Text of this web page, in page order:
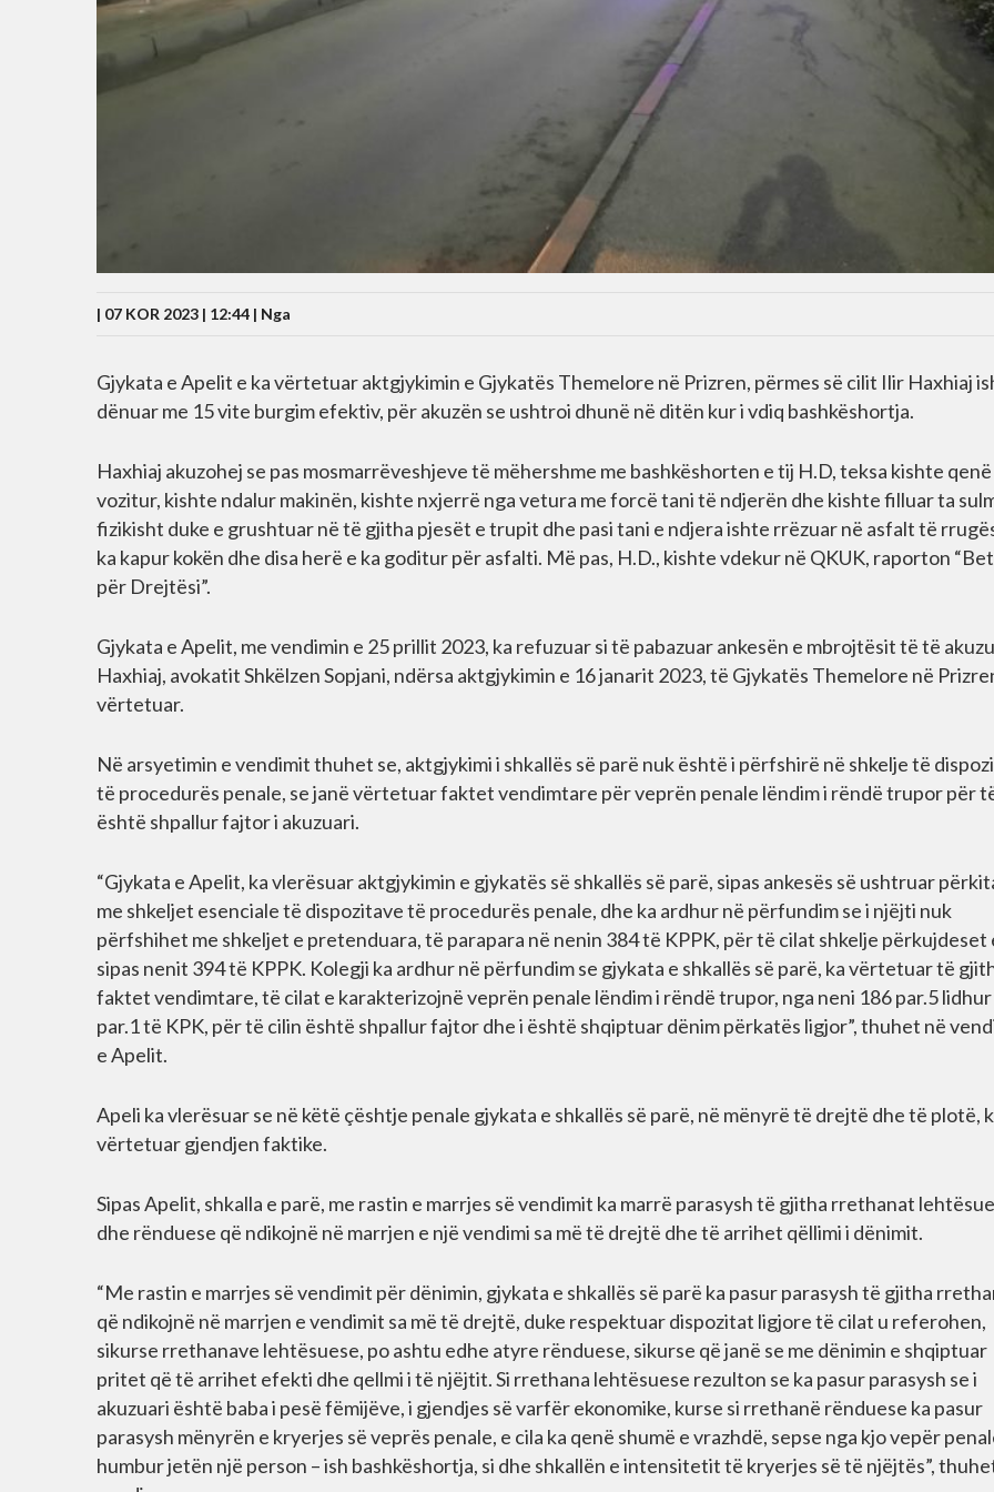
| 07 KOR 2023 | 12:44 | Nga
Gjykata e Apelit e ka vërtetuar aktgjykimin e Gjykatës Themelore në Prizren, përmes së cilit Ilir Haxhiaj
dënuar me 15 vite burgim efektiv, për akuzën se ushtroi dhunë në ditën kur i vdiq bashkëshortja.
Haxhiaj akuzohej se pas mosmarrëveshjeve të mëhershme me bashkëshorten e tij H.D, teksa kishte
vozitur, kishte ndalur makinën, kishte nxjerrë nga vetura me forcë tani të ndjerën dhe kishte filluar ta
fizikisht duke e grushtuar në të gjitha pjesët e trupit dhe pasi tani e ndjera ishte rrëzuar në asfalt të
ka kapur kokën dhe disa herë e ka goditur për asfalti. Më pas, H.D., kishte vdekur në QKUK, raporton
për Drejtësi”.
Gjykata e Apelit, me vendimin e 25 prillit 2023, ka refuzuar si të pabazuar ankesën e mbrojtësit të të
Haxhiaj, avokatit Shkëlzen Sopjani, ndërsa aktgjykimin e 16 janarit 2023, të Gjykatës Themelore në
vërtetuar.
Në arsyetimin e vendimit thuhet se, aktgjykimi i shkallës së parë nuk është i përfshirë në shkelje të
të procedurës penale, se janë vërtetuar faktet vendimtare për veprën penale lëndim i rëndë trupor për
është shpallur fajtor i akuzuari.
“Gjykata e Apelit, ka vlerësuar aktgjykimin e gjykatës së shkallës së parë, sipas ankesës së ushtruar
me shkeljet esenciale të dispozitave të procedurës penale, dhe ka ardhur në përfundim se i njëjti nuk
përfshihet me shkeljet e pretenduara, të parapara në nenin 384 të KPPK, për të cilat shkelje përkujdeset
sipas nenit 394 të KPPK. Kolegji ka ardhur në përfundim se gjykata e shkallës së parë, ka vërtetuar të
faktet vendimtare, të cilat e karakterizojnë veprën penale lëndim i rëndë trupor, nga neni 186 par.5
par.1 të KPK, për të cilin është shpallur fajtor dhe i është shqiptuar dënim përkatës ligjor”, thuhet në
e Apelit.
Apeli ka vlerësuar se në këtë çështje penale gjykata e shkallës së parë, në mënyrë të drejtë dhe të plotë,
vërtetuar gjendjen faktike.
Sipas Apelit, shkalla e parë, me rastin e marrjes së vendimit ka marrë parasysh të gjitha rrethanat
dhe rënduese që ndikojnë në marrjen e një vendimi sa më të drejtë dhe të arrihet qëllimi i dënimit.
“Me rastin e marrjes së vendimit për dënimin, gjykata e shkallës së parë ka pasur parasysh të gjitha
që ndikojnë në marrjen e vendimit sa më të drejtë, duke respektuar dispozitat ligjore të cilat u referohen,
sikurse rrethanave lehtësuese, po ashtu edhe atyre rënduese, sikurse që janë se me dënimin e shqiptuar
pritet që të arrihet efekti dhe qellmi i të njëjtit. Si rrethana lehtësuese rezulton se ka pasur parasysh se i
akuzuari është baba i pesë fëmijëve, i gjendjes së varfër ekonomike, kurse si rrethanë rënduese ka pasur
parasysh mënyrën e kryerjes së veprës penale, e cila ka qenë shumë e vrazhdë, sepse nga kjo vepër
humbur jetën një person – ish bashkëshortja, si dhe shkallën e intensitetit të kryerjes së të njëjtës”,